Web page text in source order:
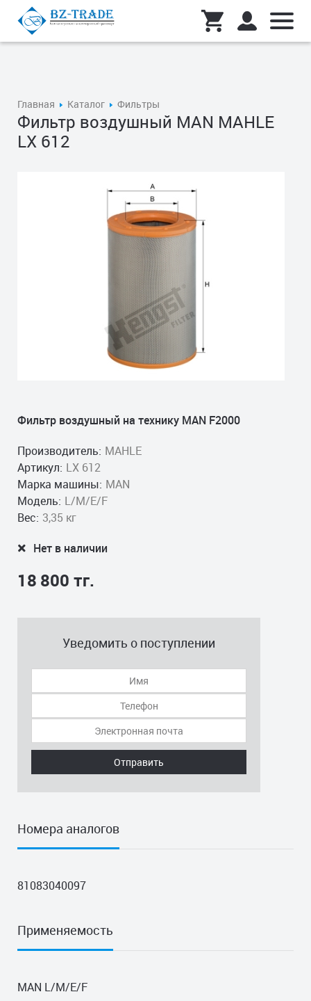
Главная Каталог Фильтры
Фильтр воздушный MAN MAHLE
LX 612
Фильтр воздушный на технику MAN F2000
Производитель: MAHLE
Артикул: LX 612
Марка машины: MAN
Модель: L/M/E/F
Вес: 3,35 кг
Нет в наличии
18 800 тг.
Уведомить о поступлении
Отправить
Номера аналогов
81083040097
Применяемость
MAN L/M/E/F